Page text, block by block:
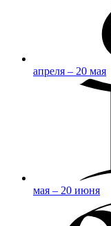
апреля – 20 мая
мая – 20 июня